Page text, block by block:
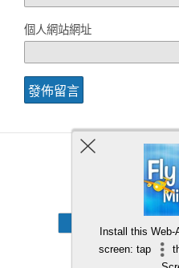
個人網站網址
Install this
screen: tap